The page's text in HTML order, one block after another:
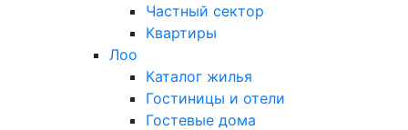
Частный сектор
Квартиры
Лоо
Каталог жилья
Гостиницы и отели
Гостевые дома